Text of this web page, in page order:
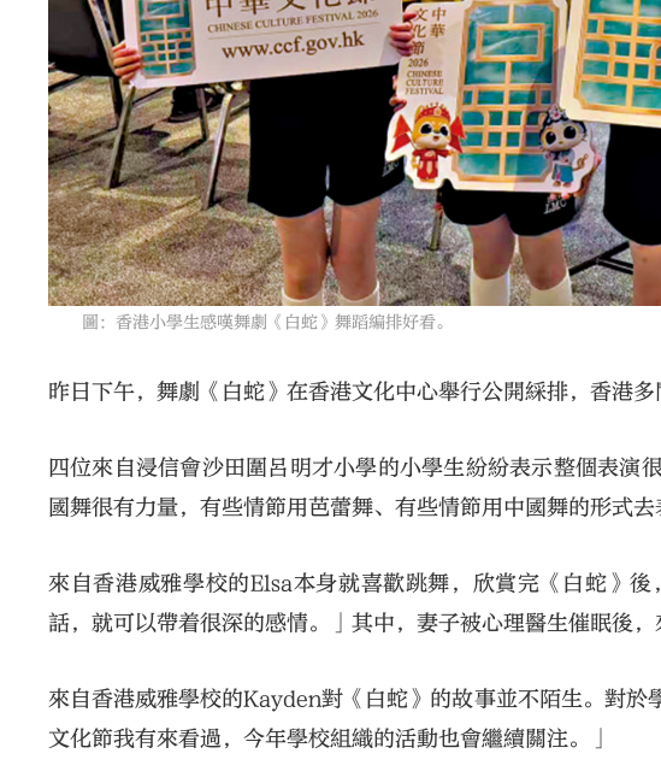
圖：香港小學生感嘆舞劇《白蛇》舞蹈編排好看。
昨日下午，舞劇《白蛇》在香港文化中心舉行公開綵排，香港
四位來自浸信會沙田圍呂明才小學的小學生紛紛表示整個表演
國舞很有力量，有些情節用芭蕾舞、有些情節用中國舞的形式去
來自香港威雅學校的Elsa本身就喜歡跳舞，欣賞完《白蛇》
話，就可以帶着很深的感情。」其中，妻子被心理醫生催眠後，
來自香港威雅學校的Kayden對《白蛇》的故事並不陌生。對
文化節我有來看過，今年學校組織的活動也會繼續關注。」